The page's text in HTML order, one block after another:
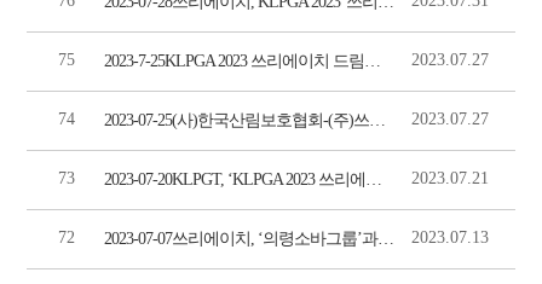
75 2023-7-25KLPGA 2023 쓰리에이치 드림투어 with 이지스카이CC 김새로미, 연장 끝에 생애 첫 우승!(SBS 스포츠 골프 뉴스) 2023.07.27
74 2023-07-25(사)한국산림보호협회-(주)쓰리에이치, 탄소중립 실천 MOU(매일신문) 2023.07.27
73 2023-07-20KLPGT, ‘KLPGA 2023 쓰리에이치 드림투어 with 이지스카이CC’ 개최(일간스포츠) 2023.07.21
72 2023-07-07쓰리에이치, ‘의령소바그룹’과 업무협약 체결(G밸리뉴스) 2023.07.13